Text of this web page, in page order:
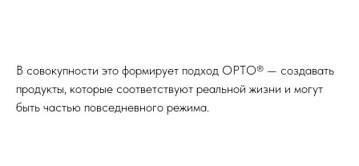
В совокупности это формирует подход ОРТО® — создавать
продукты, которые соответствуют реальной жизни и могут
быть частью повседневного режима.